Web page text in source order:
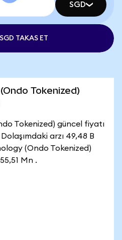
SGD
TAKAS ET
Tokenized)
Tokenized) güncel fiyatı
arzı 49,48 B
(Ondo Tokenized)
Mn .